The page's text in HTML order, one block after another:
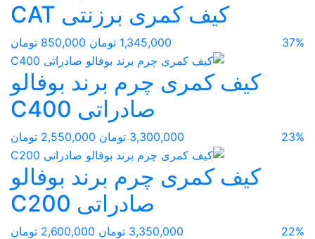
کیف کمری برزنتی CAT
37% 1,345,000 تومان 850,000 تومان
کیف کمری چرم برند بوفالو
صادراتی C400
23% 3,300,000 تومان 2,550,000 تومان
کیف کمری چرم برند بوفالو
صادراتی C200
22% 3,350,000 تومان 2,600,000 تومان